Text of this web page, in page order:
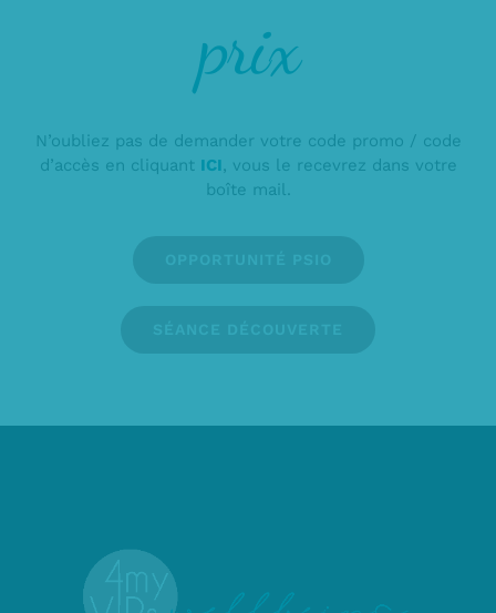
prix
N’oubliez pas de demander votre code promo / code
d’accès en cliquant ICI, vous le recevrez dans votre
boîte mail.